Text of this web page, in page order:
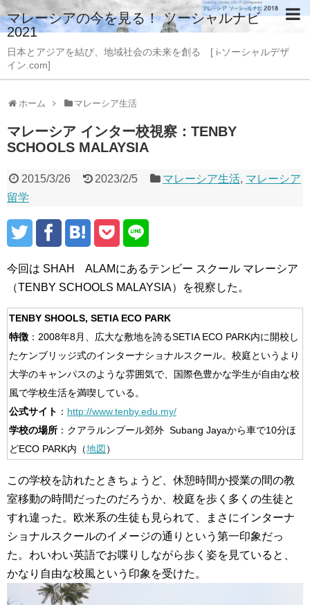
マレーシアの今を見る！ ソーシャルナビ
2021
日本とアジアを結び、地域社会の未来を創る [ i-ソーシャルデザ
イン.com]
ホーム マレーシア生活
マレーシア インター校視察：TENBY
SCHOOLS MALAYSIA
2015/3/26 2023/2/5 マレーシア生活, マレーシア
留学
今回は SHAH ALAMにあるテンビー スクール マレーシア
（TENBY SCHOOLS MALAYSIA）を視察した。
TENBY SHOOLS, SETIA ECO PARK
特徴 ：2008年8月、広大な敷地を誇るSETIA ECO PARK内に開校し
たケンブリッジ式のインターナショナルスクール。校庭というより
大学のキャンパスのような雰囲気で、国際色豊かな学生が自由な校
風で学校生活を満喫している。
公式サイト ： http://www.tenby.edu.my/
学校の場所 ：クアラルンプール郊外 Subang Jayaから車で10分ほ
どECO PARK内（地図 ）
この学校を訪れたときちょうど、休憩時間か授業の間の教
室移動の時間だったのだろうか、校庭を歩く多くの生徒と
すれ違った。欧米系の生徒も見られて、まさにインターナ
ショナルスクールのイメージの通りという第一印象だっ
た。わいわい英語でお喋りしながら歩く姿を見ていると、
かなり自由な校風という印象を受けた。